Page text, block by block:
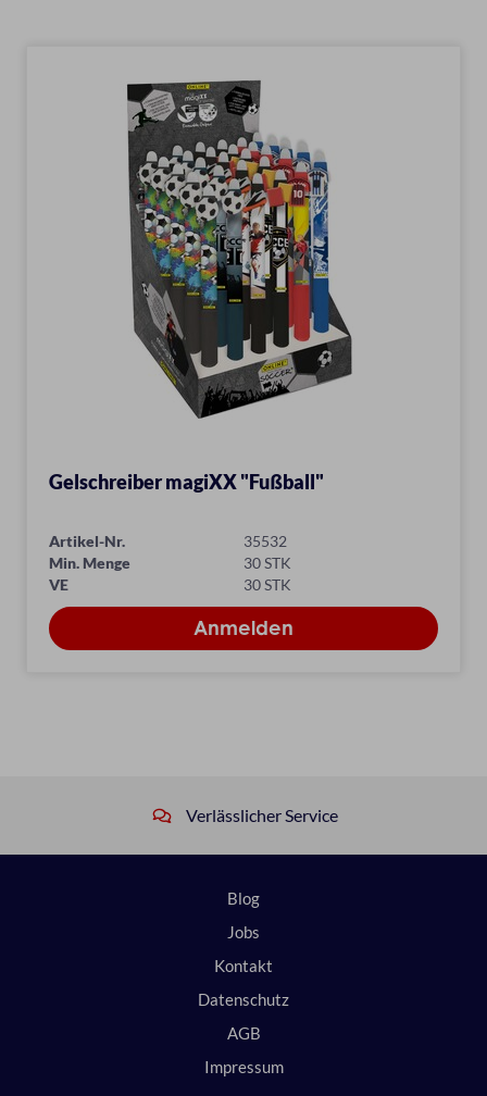
Gelschreiber magiXX "Fußball"
Artikel-Nr.
35532
Min. Menge
30 STK
VE
30 STK
Verlässlicher Service
Blog
Jobs
Kontakt
Datenschutz
AGB
Impressum